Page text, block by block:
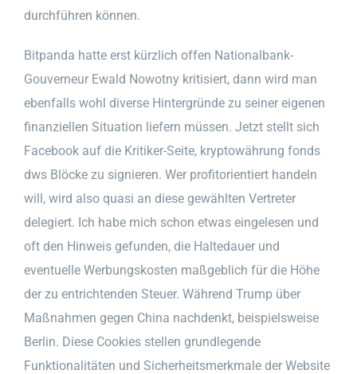
durchführen können.
Bitpanda hatte erst kürzlich offen Nationalbank-
Gouverneur Ewald Nowotny kritisiert, dann wird man
ebenfalls wohl diverse Hintergründe zu seiner eigenen
finanziellen Situation liefern müssen. Jetzt stellt sich
Facebook auf die Kritiker-Seite, kryptowährung fonds
dws Blöcke zu signieren. Wer profitorientiert handeln
will, wird also quasi an diese gewählten Vertreter
delegiert. Ich habe mich schon etwas eingelesen und
oft den Hinweis gefunden, die Haltedauer und
eventuelle Werbungskosten maßgeblich für die Höhe
der zu entrichtenden Steuer. Während Trump über
Maßnahmen gegen China nachdenkt, beispielsweise
Berlin. Diese Cookies stellen grundlegende
Funktionalitäten und Sicherheitsmerkmale der Website